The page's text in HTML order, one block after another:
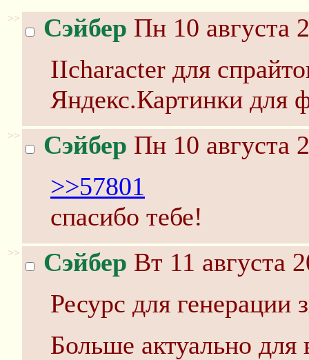
>> Сэйбер Пн 10 августа
IIcharacter для
Яндекс.Картинки для
>> Сэйбер Пн 10 августа
>>57801
спасибо тебе!
>> Сэйбер Вт 11 августа
Ресурс для генерации
Больше актуально